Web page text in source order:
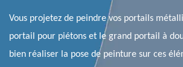
Vous projetez de peindre vos portails
portail pour piétons et le grand portail à
bien réaliser la pose de peinture sur ces